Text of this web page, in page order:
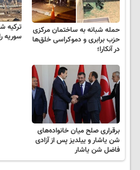
حمله شبانه به ساختمان مرکزی
حزب برابری و دموکراسی خلق‌ها
در آنکارا؛
ترکیه
سوریه
برقراری صلح میان خانواده‌های
شن یاشار و ییلدیز پس از آزادی
فاضل شن یاشار